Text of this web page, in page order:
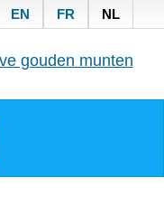
EN FR NL
gouden munten